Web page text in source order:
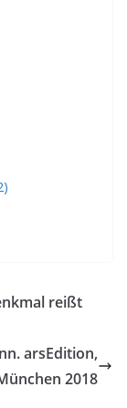
reißt
arsEdition,
2018